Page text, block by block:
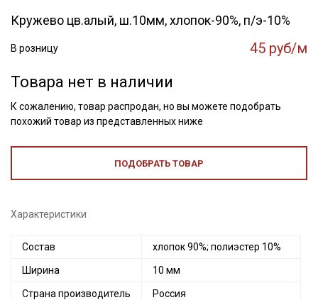
Кружево цв.алый, ш.10мм, хлопок-90%, п/э-10%
В розницу 45 руб/м
Товара нет в наличии
К сожалению, товар распродан, но вы можете подобрать
похожий товар из представленных ниже
ПОДОБРАТЬ ТОВАР
Характеристики
Состав хлопок 90%; полиэстер 10%
Ширина 10 мм
Страна производитель Россия